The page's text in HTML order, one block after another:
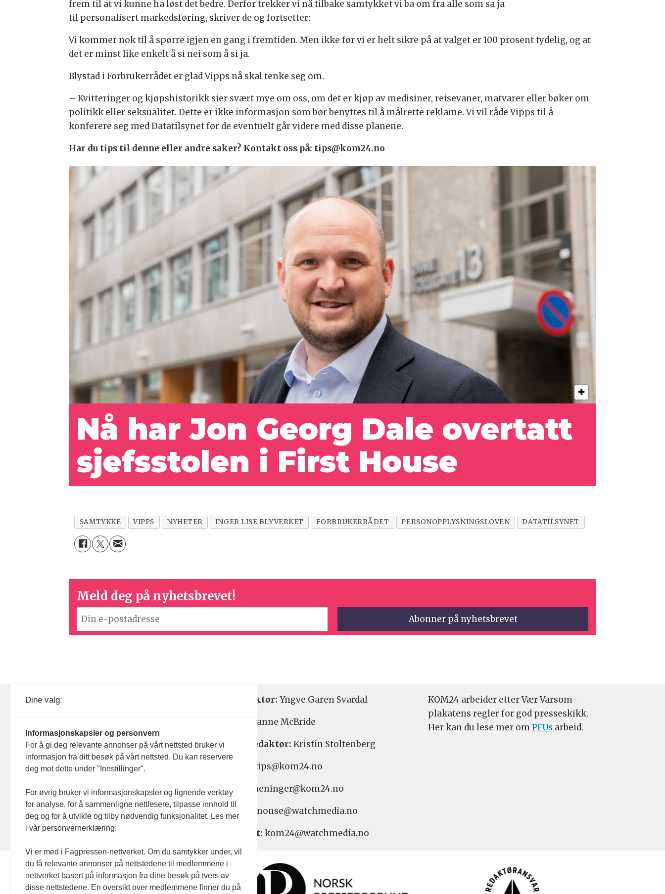
frem til at vi kunne ha løst det bedre. Derfor trekker vi nå tilbake samtykket vi ba om fra alle som sa ja
til personalisert markedsføring, skriver de og fortsetter:
Vi kommer nok til å spørre igjen en gang i fremtiden. Men ikke før vi er helt sikre på at valget er 100 prosent tydelig, og at
det er minst like enkelt å si nei som å si ja.
Blystad i Forbrukerrådet er glad Vipps nå skal tenke seg om.
– Kvitteringer og kjøpshistorikk sier svært mye om oss, om det er kjøp av medisiner, reisevaner, matvarer eller bøker om
politikk eller seksualitet. Dette er ikke informasjon som bør benyttes til å målrette reklame. Vi vil råde Vipps til å
konferere seg med Datatilsynet før de eventuelt går videre med disse planene.
Har du tips til denne eller andre saker? Kontakt oss på: tips@kom24.no
Nå har Jon Georg Dale overtatt
sjefsstolen i First House
SAMTYKKE VIPPS NYHETER INGER LISE BLYVERKET FORBRUKERRÅDET PERSONOPPLYSNINGSLOVEN DATATILSYNET
Meld deg på nyhetsbrevet!
093 182
Nyhetsredaktør: Yngve Garen Svardal
Hanne McBride
Ansvarlig redaktør: Kristin Stoltenberg
Nyhetstips: tips@kom24.no
Meninger: meninger@kom24.no
Annonse: annonse@watchmedia.no
Abonnement: kom24@watchmedia.no
KOM24 arbeider etter Vær Varsom-
plakatens regler for god presseskikk.
Her kan du lese mer omPFUs arbeid.
Dine valg:
Informasjonskapsler og personvern
For å gi deg relevante annonser på vårt nettsted bruker vi
informasjon fra ditt besøk på vårt nettsted. Du kan reservere
deg mot dette under "Innstillinger".
For øvrig bruker vi informasjonskapsler og lignende verktøy
for analyse, for å sammenligne nettlesere, tilpasse innhold til
deg og for å utvikle og tilby nødvendig funksjonalitet. Les mer
i vår personvernerklæring.
Vi er med i Fagpressen-nettverket. Om du samtykker under, vil
du få relevante annonser på nettstedene til medlemmene i
nettverket basert på informasjon fra dine besøk på tvers av
disse nettstedene. En oversikt over medlemmene finner du på